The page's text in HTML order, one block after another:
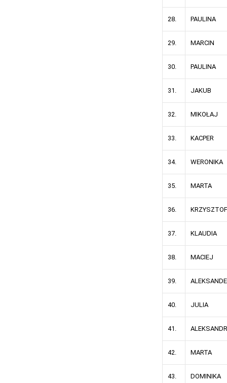
28. PAULINA
29. MARCIN
30. PAULINA
31. JAKUB
32. MIKOŁAJ
33. KACPER
34. WERONIKA
35. MARTA
36. KRZYSZTOF
37. KLAUDIA
38. MACIEJ
39.
40. JULIA
41.
42. MARTA
43. DOMINIKA